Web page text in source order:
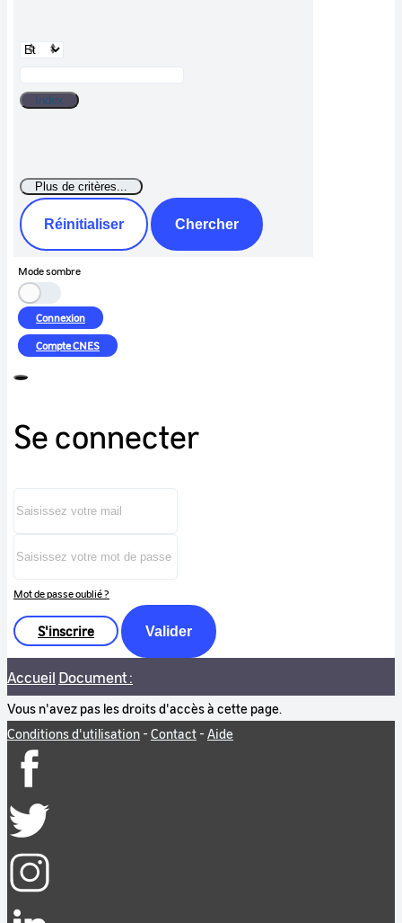
Réinitialiser Chercher
Mode sombre
Connexion
CompteCNES
Se connecter
Mot de passe oublié ?
S'inscrire Valider
Accueil Document :
Vous n'avez pas les droits d'accès à cette page.
Conditions d'utilisation - Contact - Aide